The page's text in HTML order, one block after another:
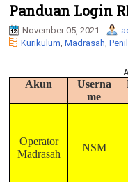
Panduan Login
November 05, 2021
Kurikulum,Madrasah,
Akun
Userna
me
Operator
Madrasah
NSM